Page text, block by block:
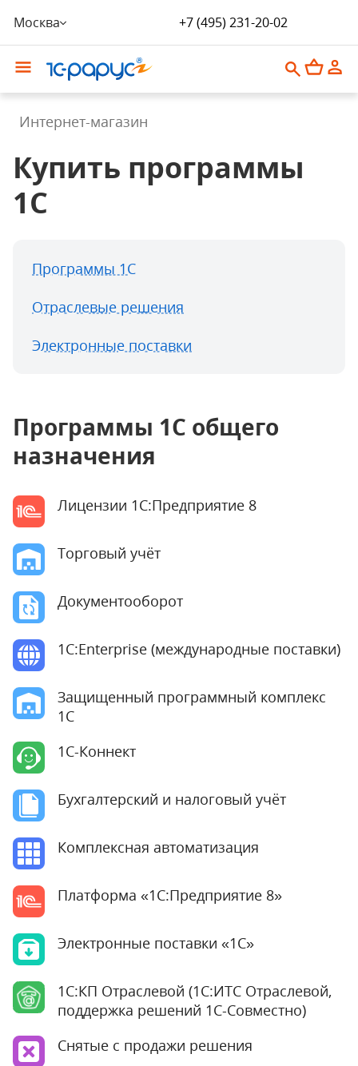
Москва +7 (495) 231-20-02
Интернет-магазин
Купить программы
1С
Программы 1С
Отраслевые решения
Электронные поставки
Программы 1С общего
назначения
Лицензии 1С:Предприятие 8
Бухгалтерский и налоговый учёт
Торговый учёт
Комплексная автоматизация
Документооборот
Платформа «1С:Предприятие 8»
1C:Enterprise (международные поставки)
Электронные поставки «1С»
Защищенный программный комплекс
1С
1С:КП Отраслевой (1С:ИТС Отраслевой,
поддержка решений 1С-Совместно)
1С-Коннект
Снятые с продажи решения